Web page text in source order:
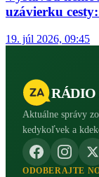
uzávierku
19. júl 2026, 09:45
RÁDIO
Aktuálne správy
kedykoľvek a
ODOBERAJTE